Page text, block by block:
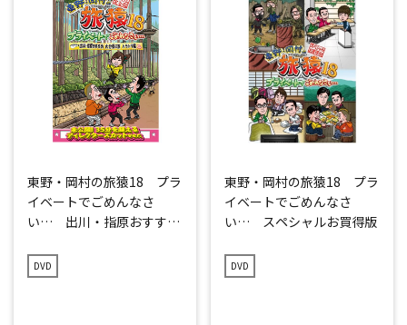
東野・岡村の旅猿18 プラ
イベートでごめんなさ
い… 出川・指原おすす
編 プレミアム完全版
DVD
東野・岡村の旅猿18 プラ
イベートでごめんなさ
い… スペシャルお買得版
DVD